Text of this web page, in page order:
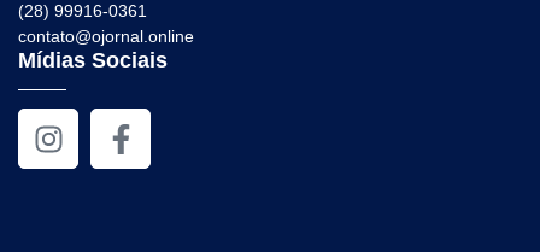
(28) 99916-0361
contato@ojornal.online
Mídias Sociais